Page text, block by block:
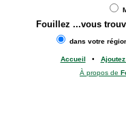
Fouillez ...vous
dans votre
Accueil •
À propos de